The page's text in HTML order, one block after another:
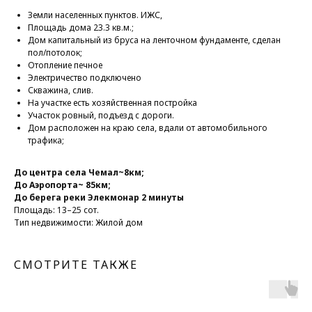
Земли населенных пунктов. ИЖС,
Площадь дома 23.3 кв.м.;
Дом капитальный из бруса на ленточном фундаменте, сделан
пол/потолок;
Отопление печное
Электричество подключено
Скважина, слив.
На участке есть хозяйственная постройка
Участок ровный, подъезд с дороги.
Дом расположен на краю села, вдали от автомобильного
трафика;
До центра села Чемал~8км;
До Аэропорта~ 85км;
До берега реки Элекмонар 2 минуты
Площадь: 13–25 сот.
Тип недвижимости: Жилой дом
СМОТРИТЕ ТАКЖЕ